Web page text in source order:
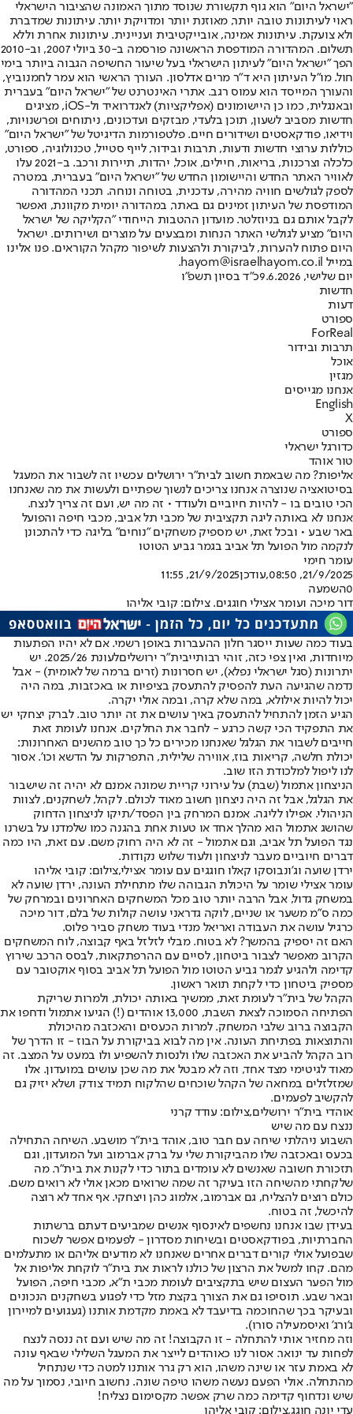
"ישראל היום" הוא גוף תקשורת שנוסד מתוך האמונה שהציבור הישראלי
ראוי לעיתונות טובה יותר, מאוזנת יותר ומדויקת יותר. עיתונות שמדברת
ולא צועקת. עיתונות אמינה, אובייקטיבית ועניינית. עיתונות אחרת וללא
תשלום. המהדורה המודפסת הראשונה פורסמה ב-30 ביולי 2007, וב-2010
הפך "ישראל היום" לעיתון הישראלי בעל שיעור החשיפה הגבוה ביותר בימי
חול. מו"ל העיתון היא ד"ר מרים אדלסון. העורך הראשי הוא עמר לחמנוביץ,
והעורך המייסד הוא עמוס רגב. אתרי האינטרנט של "ישראל היום" בעברית
ובאנגלית, כמו כן היישומונים (אפליקציות) לאנדרואיד ול-iOS, מציגים
חדשות מסביב לשעון, תוכן בלעדי, מבזקים ועדכונים, ניתוחים ופרשנויות,
וידיאו, פודקאסטים ושידורים חיים. פלטפורמות הדיגיטל של "ישראל היום"
כוללות ערוצי חדשות ודעות, תרבות ובידור, לייף סטייל, טכנולוגיה, ספורט,
כלכלה וצרכנות, בריאות, חיילים, אוכל, יהדות, תיירות ורכב. ב-2021 עלו
לאוויר האתר החדש והיישומון החדש של "ישראל היום" בעברית, במטרה
לספק לגולשים חוויה מהירה, עדכנית, בטוחה ונוחה. תכני המהדורה
המודפסת של העיתון זמינים גם באתר, במהדורה יומית מקוונת, ואפשר
לקבל אותם גם בניוזלטר. מועדון ההטבות הייחודי "הקליקה של ישראל
היום" מציע לגולשי האתר הנחות ומבצעים על מוצרים ושירותים. ישראל
היום פתוח להערות, לביקורת ולהצעות לשיפור מקהל הקוראים. פנו אלינו
במייל hayom@israelhayom.co.il.
יום שלישי, 9.6.2026
כ"ד בסיון תשפ"ו
חדשות
דעות
ספורט
ForReal
תרבות ובידור
אוכל
מגזין
אנחנו מגייסים
English
X
ספורט
כדורגל ישראלי
טור אוהד
אליפות? מה שבאמת חשוב לבית"ר ירושלים עכשיו זה לשבור את המעגל
בסיטואציה שנוצרה אנחנו צריכים לנשוך שפתיים ולעשות את מה שאנחנו
הכי טובים בו - להיות חיוביים ולעודד • זה מה יש, ועם זה צריך לנצח.
אנחנו לא באותה ליגה תקציבית של מכבי תל אביב, מכבי חיפה והפועל
באר שבע • ובכל זאת, יש מספיק משחקים "נוחים" בליגה כדי להתכונן
לנקמה מול הפועל תל אביב בגמר גביע הטוטו
עומר חימי
21/9/2025, 08:50
,עודכן21/9/2025, 11:55
0השמעה
דור מיכה ועומר אצילי חוגגים. צילום: קובי אליהו
בעוד כמה שעות ייסגר חלון ההעברות באופן רשמי. אם לא יהיו הפתעות
מיוחדות, ואין צפי כזה, זוהי רבותייבית"ר ירושלים
לעונת 2025/26. יש
יתרונות (סגל ישראלי נפלא), יש חסרונות (זרים ברמה של לאומית) - אבל
נדמה שהגיעה העת להפסיק להתעסק בציפיות או באכזבות, במה היה
יכול להיות אילולא, במה שלא קרה, ובמה אולי יקרה.
הגיע הזמן להתחיל להתעסק באיך עושים את זה יותר טוב. לברק יצחקי יש
את התפקיד הכי קשה כרגע - לחבר את החלקים. אנחנו לעומת זאת
חייבים לשבור את הגלגל שאנחנו מכירים כל כך טוב מהשנים האחרונות:
יכולת חלשה, קריאות בוז, אווירה שלילית, התפרקות על הדשא וכו'. אסור
לנו ליפול למלכודת הזו שוב.
הניצחון אתמול (שבת) על עירוני קריית שמונה אמנם לא יהיה זה שישבור
את הגלגל, אבל זה היה ניצחון חשוב מאוד לכולם. לקהל, לשחקנים, לצוות
הניהולי. אפילו לליגה. אמנם המרחק בין הפסד/תיקו לניצחון הדחוק
שהושג אתמול הוא מהלך אחד או טעות אחת בהגנה כמו שלמדנו על בשרנו
נגד הפועל תל אביב, וגם אתמול - זה לא היה רחוק משם. עם זאת, היו כמה
דברים חיוביים מעבר לניצחון ולעוד שלוש נקודות.
ירדן שועה וג'ונבוסקו קאלו חוגגים עם עומר אצילי,צילום: קובי אליהו
עומר אצילי שומר על היכולת הגבוהה שלו מתחילת העונה, ירדן שועה לא
במשחק גדול, אבל הרבה יותר טוב מכל המשחקים האחרונים ובמרחק של
כמה ס"מ משער או שניים, לוקה גדראני עושה קולות של בלם, דור מיכה
כרגיל עושה את העבודה ואריאל מנדי בעוד משחק סביר פלוס.
האם זה יספיק בהמשך? לא בטוח. מבלי לזלזל באף קבוצה, לוח המשחקים
הקרוב מאפשר לצבור ביטחון, לסיים עם ההרפתקאות, לבסס הרכב שירוץ
קדימה ולהגיע לגמר גביע הטוטו מול הפועל תל אביב בסוף אוקטובר עם
מספיק ביטחון כדי לקחת תואר ראשון.
הקהל של בית"ר לעומת זאת, ממשיך באותה יכולת, ולמרות שריקת
הפתיחה הסמוכה לצאת השבת, 13,000 אוהדים (!) הגיעו אתמול ודחפו את
הקבוצה ברוב שלבי המשחק. למרות הכעסים והאכזבה מהיכולת
והתוצאות בפתיחת העונה. אין מה לבוא בביקורת על הבוז - זו הדרך של
רוב הקהל להביע את האכזבה שלו ולנסות להשפיע ולו במעט על המצב. זה
מאוד לגיטימי מצד אחד, וזה לא מבטל את מה שכן עושים במועדון. אלו
שמזלזלים במחאה של הקהל שוכחים שהלקוח תמיד צודק ושלא יזיק גם
להקשיב לפעמים.
אוהדי בית"ר ירושלים,צילום: עודד קרני
ננצח עם מה שיש
השבוע ניהלתי שיחה עם חבר טוב, אוהד בית"ר מושבע. השיחה התחילה
בכעס ובאכזבה שלו מהביקורת שלי על ברק אברמוב ועל המועדון, וגם
תזכורת חשובה שאנשים לא עומדים בתור כדי לקנות את בית"ר. מה
שלקחתי מהשיחה הזו בעיקר זה שמה שרואים מכאן אולי לא רואים משם.
כולם רוצים להצליח, גם אברמוב, אלמוג כהן ויצחקי. אף אחד לא רוצה
להיכשל, זה בטוח.
בעידן שבו אנחנו נחשפים לאינסוף אנשים שמביעים דעתם ברשתות
החברתיות, בפודקאסטים ובשיחות מסדרון - לפעמים אפשר לשכוח
שבפועל אולי קורים דברים אחרים שאנחנו לא מודעים אליהם או מתעלמים
מהם. קחו למשל את הרצון של כולנו לראות את בית"ר לוקחת אליפות אל
מול הפער העצום שיש בתקציבים לעומת מכבי ת"א, מכבי חיפה, הפועל
ובאר שבע. תוסיפו גם את הצורך בקצת מזל כדי לפגוע בשחקנים הנכונים
ובעיקר בכך שהחוכמה בדיעבד לא באמת מקדמת אותנו (געגועים למיירון
ג'ורג' ואיסמעילה סורו).
וזה מחזיר אותי להתחלה - זו הקבוצה! זה מה שיש ועם זה ננסה לנצח
לפחות עד ינואר. אסור לנו כאוהדים לייצר את המעגל השלילי שבאף עונה
לא באמת עזר או שינה משהו, הוא רק גרר אותנו למטה כדי שנתחיל
מהתחלה. אולי הפעם נעשה משהו טיפה שונה. נחשוב חיובי, נסמוך על מה
שיש ונדחוף קדימה כמה שרק אפשר. מקסימום נצליח!
עדי יונה חוגג,צילום: קובי אליהו